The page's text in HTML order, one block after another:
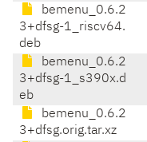
bemenu_0.6.2
3+dfsg-1_riscv64.
deb
bemenu_0.6.2
3+dfsg-1_s390x.d
eb
bemenu_0.6.2
3+dfsg.orig.tar.xz